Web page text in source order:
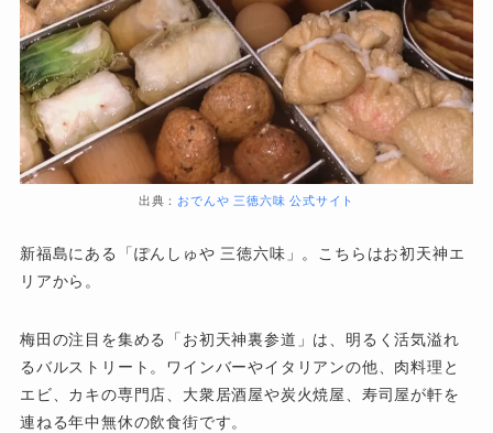
出典： おでんや 三徳六味 公式サイト
新福島にある「ぽんしゅや 三徳六味」。こちらはお初天神エ
リアから。
梅田の注目を集める「お初天神裏参道」は、明るく活気溢れ
るバルストリート。ワインバーやイタリアンの他、肉料理と
エビ、カキの専門店、大衆居酒屋や炭火焼屋、寿司屋が軒を
連ねる年中無休の飲食街です。